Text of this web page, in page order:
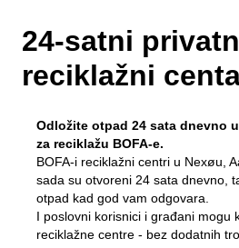
Sortiranje
Sheme otpada
Ovo se dešava sa vašim otpadom
Tako smo dobri u sortiranju
Krupni otpad
Kompost
Sve o komercijalnom otpadu
Samoposluživanje
Stope otpada za preduzeća
Prijavite otpad za deponiju
Propisi o otpadu
Osnovna pravila
Tourist
Kako odložiti svoj otpad na
Štampani materijali na
O BOFA-i
Posjetite BOFA-u
Obrazovanje
Polica za časopise
Osoblje
Radno vrijeme
Kontaktirajte nas
Vizija 2032
Moje smece
24-satni
reciklažni
Odložite otpad 24 sata dnevno
za reciklažu BOFA-e.
BOFA-i reciklažni centri u Nexøu,
sada su otvoreni 24 sata dnevno,
otpad kad god vam odgovara.
I poslovni korisnici i građani mogu
reciklažne centre - bez dodatnih